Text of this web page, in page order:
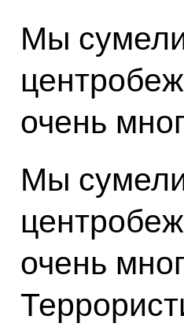
Мы сумели
очень
Мы сумели
очень